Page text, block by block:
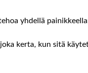
yhdellä
kerta, kun sitä